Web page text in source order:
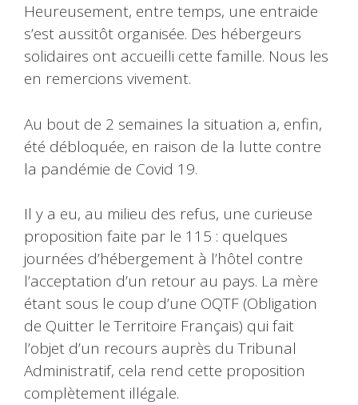
Heureusement, entre temps, une entraide
s’est aussitôt organisée. Des hébergeurs
solidaires ont accueilli cette famille. Nous les
en remercions vivement.
Au bout de 2 semaines la situation a, enfin,
été débloquée, en raison de la lutte contre
la pandémie de Covid 19.
Il y a eu, au milieu des refus, une curieuse
proposition faite par le 115 : quelques
journées d’hébergement à l’hôtel contre
l’acceptation d’un retour au pays. La mère
étant sous le coup d’une OQTF (Obligation
de Quitter le Territoire Français) qui fait
l’objet d’un recours auprès du Tribunal
Administratif, cela rend cette proposition
complètement illégale.